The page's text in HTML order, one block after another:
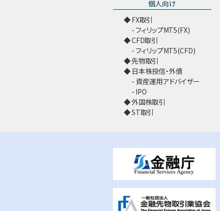
個人向け
FX取引
フィリップMT5(FX)
CFD取引
フィリップMT5(CFD)
先物取引
日本株投信・外債
資産運用アドバイザー
IPO
外国株取引
ST取引